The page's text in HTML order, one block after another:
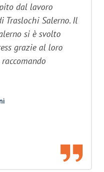
dal lavoro
Traslochi Salerno. Il
si è svolto
grazie al loro